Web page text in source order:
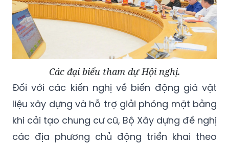
Các đại biểu tham dự Hội nghị.
Đối với các kiến nghị về biến động giá vật
liệu xây dựng và hỗ trợ giải phóng mặt bằng
khi cải tạo chung cư cũ, Bộ Xây dựng đề nghị
các địa phương chủ động triển khai theo